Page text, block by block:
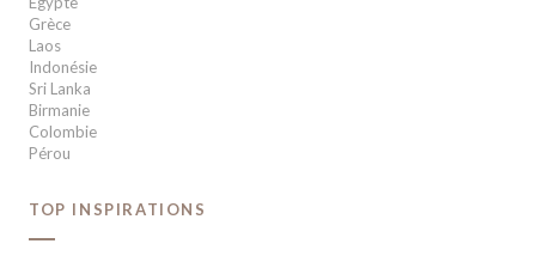
Grèce
Laos
Indonésie
Sri Lanka
Birmanie
Colombie
Pérou
TOP INSPIRATIONS